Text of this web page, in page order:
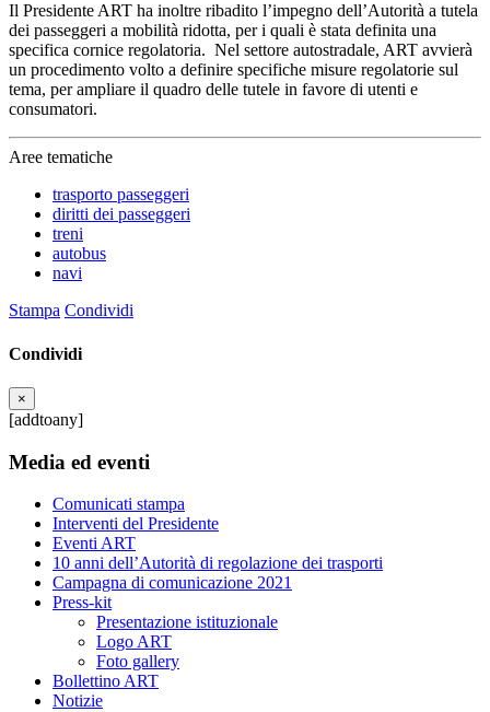
Il Presidente ART ha inoltre ribadito l’impegno dell’Autorità a tutela
dei passeggeri a mobilità ridotta, per i quali è stata definita una
specifica cornice regolatoria. Nel settore autostradale, ART avvierà
un procedimento volto a definire specifiche misure regolatorie sul
tema, per ampliare il quadro delle tutele in favore di utenti e
consumatori.
Aree tematiche
trasporto passeggeri
diritti dei passeggeri
treni
autobus
navi
Stampa Condividi
Condividi
×
[addtoany]
Media ed eventi
Comunicati stampa
Interventi del Presidente
Eventi ART
10 anni dell’Autorità di regolazione dei trasporti
Campagna di comunicazione 2021
Press-kit
Presentazione istituzionale
Logo ART
Foto gallery
Bollettino ART
Notizie